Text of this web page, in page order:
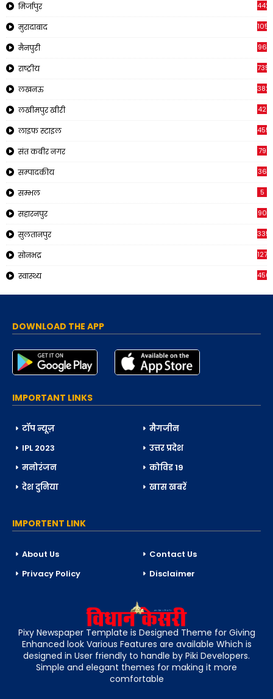
मिर्जापुर 442
मुरादाबाद 1057
मैनपुरी 96
राष्ट्रीय 7353
लखनऊ
लखीमपुर खीरी 42
लाइफ स्टाइल 455
संत कबीर नगर 79
सम्पादकीय 36
सम्भल 5
सहारनपुर 90
सुलतानपुर 335
सोनभद्र 1270
स्वास्थ्य 450
DOWNLOAD THE APP
IMPORTANT LINKS
टॉप न्यूज़
मैगजीन
IPL 2023
उत्तर प्रदेश
मनोरंजन
कोविड 19
देश दुनिया
खास खबरें
IMPORTENT LINK
About Us
Contact Us
Privacy Policy
Disclaimer
Pixy Newspaper Template is Designed Theme for Giving
Enhanced look Various Features are available Which is
designed in User friendly to handle by Piki Developers.
Simple and elegant themes for making it more
comfortable